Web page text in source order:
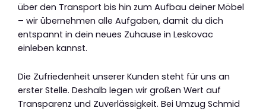
über den Transport bis hin zum Aufbau deiner Möbel
– wir übernehmen alle Aufgaben, damit du dich
entspannt in dein neues Zuhause in Leskovac
einleben kannst.
Die Zufriedenheit unserer Kunden steht für uns an
erster Stelle. Deshalb legen wir großen Wert auf
Transparenz und Zuverlässigkeit. Bei Umzug Schmid